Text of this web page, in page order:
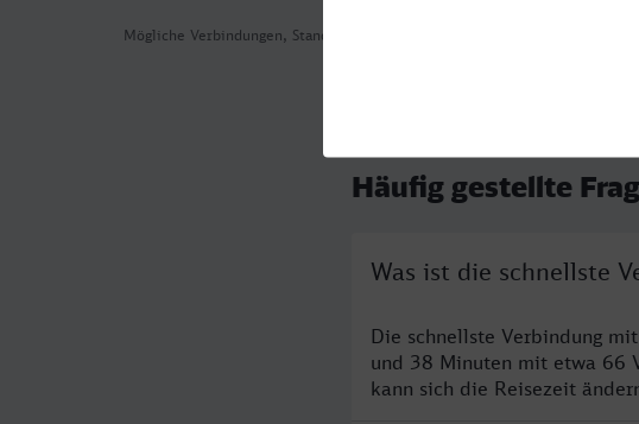
Mögliche Verbindungen, Stand: 2026-08-03 06:00
Häufig gestellte
Was ist die schnellste
Die schnellste Verbindung
und 38 Minuten mit etwa 66
kann sich die Reisezeit